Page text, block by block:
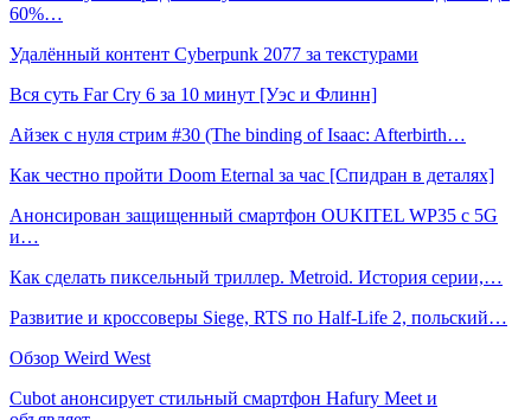
60%…
Удалённый контент Cyberpunk 2077 за текстурами
Вся суть Far Cry 6 за 10 минут [Уэс и Флинн]
Айзек с нуля стрим #30 (The binding of Isaac: Afterbirth…
Как честно пройти Doom Eternal за час [Спидран в деталях]
Анонсирован защищенный смартфон OUKITEL WP35 с 5G
и…
Как сделать пиксельный триллер. Metroid. История серии,…
Развитие и кроссоверы Siege, RTS по Half-Life 2, польский…
Обзор Weird West
Cubot анонсирует стильный смартфон Hafury Meet и